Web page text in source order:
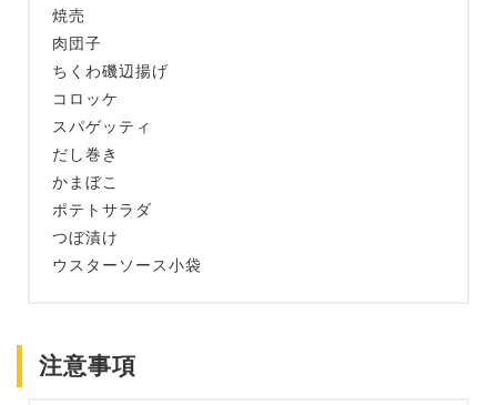
焼売
肉団子
ちくわ磯辺揚げ
コロッケ
スパゲッティ
だし巻き
かまぼこ
ポテトサラダ
つぼ漬け
ウスターソース小袋
注意事項